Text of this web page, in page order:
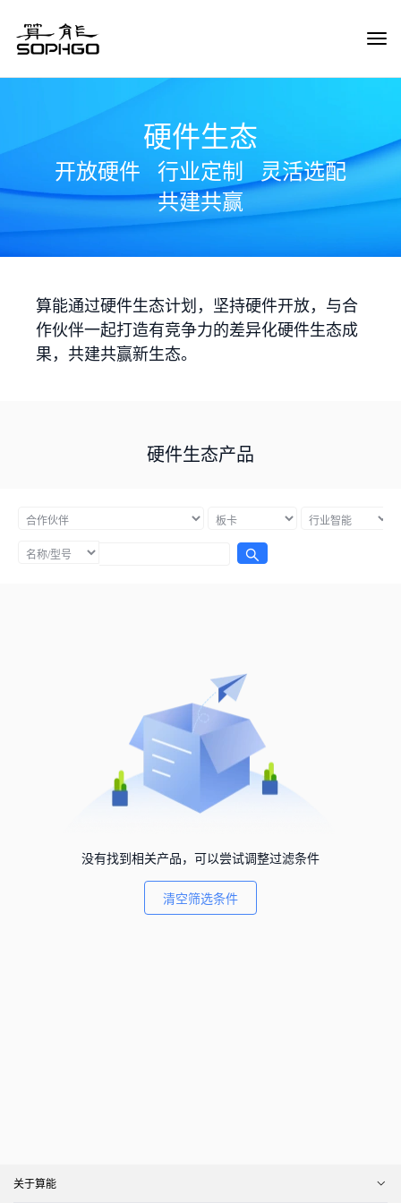
硬件生态
开放硬件 行业定制
灵活选配
共建共赢
算能通过硬件生态计划，坚持硬件开放，与合
作伙伴一起打造有竞争力的差异化硬件生态成
果，共建共赢新生态。
硬件生态产品
没有找到相关产品，可以尝试调整过滤条件
清空筛选条件
关于算能